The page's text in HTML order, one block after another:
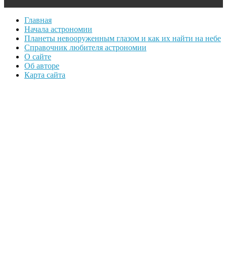
Главная
Начала астрономии
Планеты невооруженным глазом и как их найти на небе
Справочник любителя астрономии
О сайте
Об авторе
Карта сайта